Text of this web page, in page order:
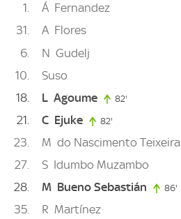
1 Á Fernandez
31
A Flores
6
N Gudelj
10
Suso
18
L Agoume 82'
21 C Ejuke 82'
23 M do Nascimento Teixeira
27
S Idumbo Muzambo
28
M Bueno Sebastián 86'
35 R Martínez